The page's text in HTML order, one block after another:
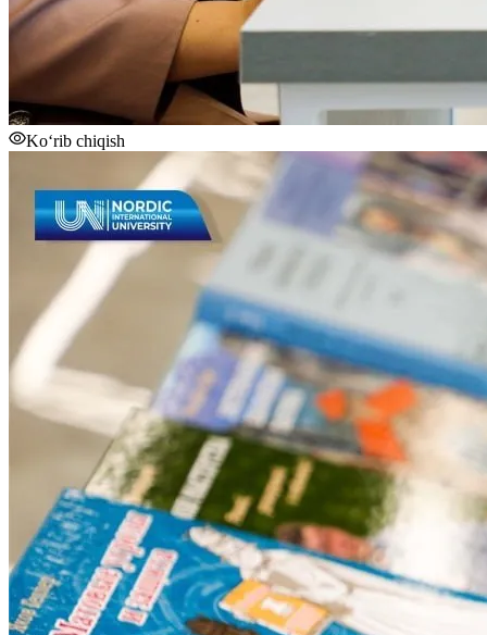
Ko‘rib chiqish